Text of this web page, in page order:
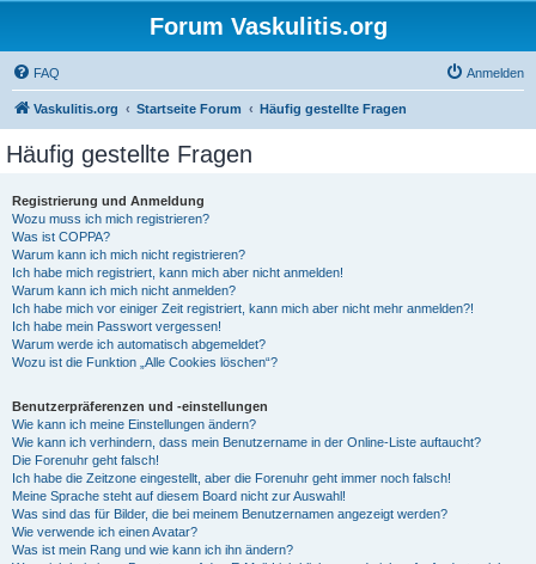
Forum Vaskulitis.org
FAQ Anmelden
Vaskulitis.org Startseite Forum Häufig gestellte Fragen
Häufig gestellte Fragen
Registrierung und Anmeldung
Wozu muss ich mich registrieren?
Was ist COPPA?
Warum kann ich mich nicht registrieren?
Ich habe mich registriert, kann mich aber nicht anmelden!
Warum kann ich mich nicht anmelden?
Ich habe mich vor einiger Zeit registriert, kann mich aber nicht mehr anmelden?!
Ich habe mein Passwort vergessen!
Warum werde ich automatisch abgemeldet?
Wozu ist die Funktion „Alle Cookies löschen“?
Benutzerpräferenzen und -einstellungen
Wie kann ich meine Einstellungen ändern?
Wie kann ich verhindern, dass mein Benutzername in der Online-Liste auftaucht?
Die Forenuhr geht falsch!
Ich habe die Zeitzone eingestellt, aber die Forenuhr geht immer noch falsch!
Meine Sprache steht auf diesem Board nicht zur Auswahl!
Was sind das für Bilder, die bei meinem Benutzernamen angezeigt werden?
Wie verwende ich einen Avatar?
Was ist mein Rang und wie kann ich ihn ändern?